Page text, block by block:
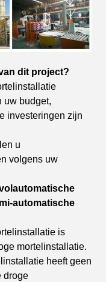
dit project?
uw budget,
investeringen zijn
u
volgens uw
automatische
is
mortelinstallatie.
heeft geen
droge